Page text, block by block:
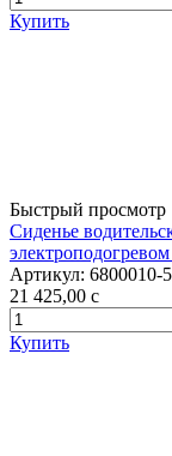
Купить
Быстрый просмотр
Сиденье
Артикул: 6800010-
21 425,00 c
Купить